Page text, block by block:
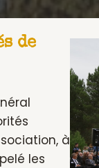
de
à
les